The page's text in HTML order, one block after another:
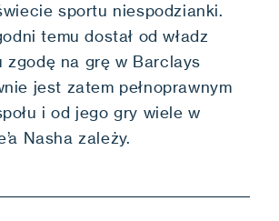
sportu niespodzianki.
temu dostał od władz
zgodę na grę w Barclays
jest zatem pełnoprawnym
i od jego gry wiele w
Nasha zależy.